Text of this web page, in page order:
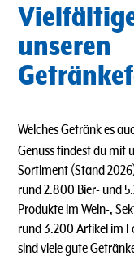
unseren
Welches Getränk es
Genuss findest du mit
Sortiment (Stand
rund 2.800 Bier- und
Produkte im Wein-,
rund 3.200 Artikel im
sind viele gute